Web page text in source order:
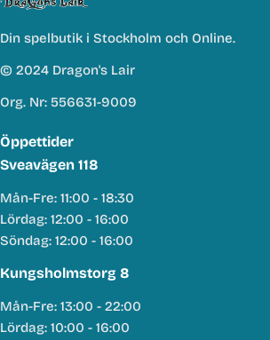
Din spelbutik i Stockholm och Online.
© 2024 Dragon's Lair
Org. Nr: 556631-9009
Öppettider
Sveavägen 118
Mån-Fre: 11:00 - 18:30
Lördag: 12:00 - 16:00
Söndag: 12:00 - 16:00
Kungsholmstorg 8
Mån-Fre: 13:00 - 22:00
Lördag: 10:00 - 16:00